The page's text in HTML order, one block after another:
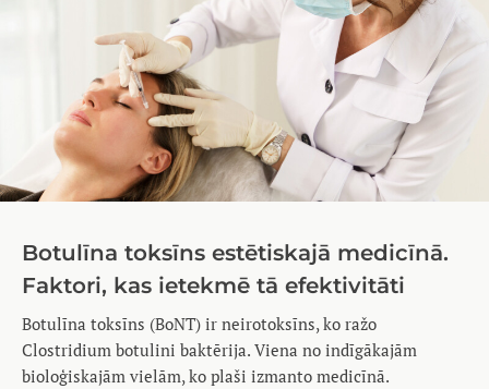
Botulīna toksīns estētiskajā medicīnā.
Faktori, kas ietekmē tā efektivitāti
Botulīna toksīns (BoNT) ir neirotoksīns, ko ražo
Clostridium botulini baktērija. Viena no indīgākajām
bioloģiskajām vielām, ko plaši izmanto medicīnā.